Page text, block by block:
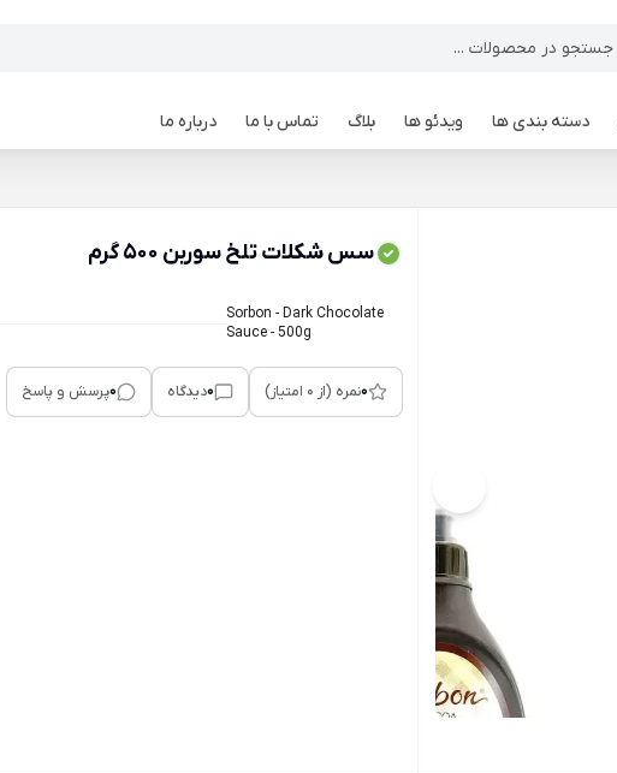
دسته بندی ها ویدئو ها بلاگ تماس با ما درباره ما
سس شکلات تلخ سوربن 500 گرم
Sorbon - Dark Chocolate
Sauce - 500g
0نمره (از 0 امتیاز) 0دیدگاه 0پرسش و پاسخ